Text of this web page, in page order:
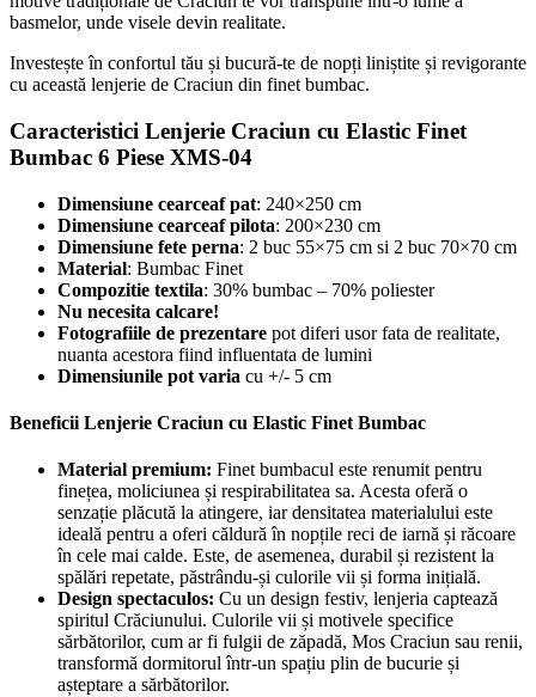
basmelor, unde visele devin realitate.
Investește în confortul tău și bucură-te de nopți liniștite și revigorante
cu această lenjerie de Craciun din finet bumbac.
Caracteristici Lenjerie Craciun cu Elastic Finet
Bumbac 6 Piese XMS-04
Dimensiune cearceaf pat: 240×250 cm
Dimensiune cearceaf pilota: 200×230 cm
Dimensiune fete perna: 2 buc 55×75 cm si 2 buc 70×70 cm
Material: Bumbac Finet
Compozitie textila: 30% bumbac – 70% poliester
Nu necesita calcare!
Fotografiile de prezentare pot diferi usor fata de realitate,
nuanta acestora fiind influentata de lumini
Dimensiunile pot varia cu +/- 5 cm
Beneficii Lenjerie Craciun cu Elastic Finet Bumbac
Material premium: Finet bumbacul este renumit pentru
finețea, moliciunea și respirabilitatea sa. Acesta oferă o
senzație plăcută la atingere, iar densitatea materialului este
ideală pentru a oferi căldură în nopțile reci de iarnă și răcoare
în cele mai calde. Este, de asemenea, durabil și rezistent la
spălări repetate, păstrându-și culorile vii și forma inițială.
Design spectaculos: Cu un design festiv, lenjeria captează
spiritul Crăciunului. Culorile vii și motivele specifice
sărbătorilor, cum ar fi fulgii de zăpadă, Mos Craciun sau renii,
transformă dormitorul într-un spațiu plin de bucurie și
așteptare a sărbătorilor.